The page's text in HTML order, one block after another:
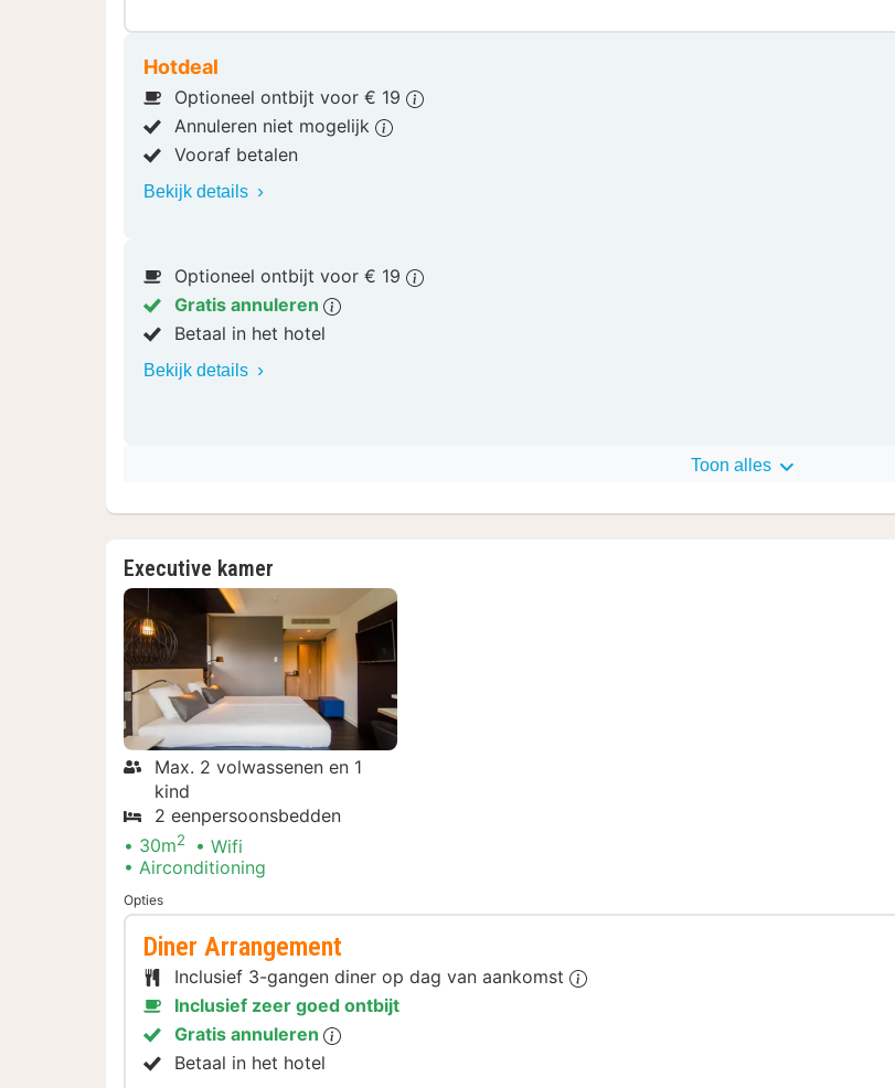
Hotdeal
Optioneel ontbijt voor € 19
Annuleren niet mogelijk
Vooraf betalen
Bekijk details
Optioneel ontbijt voor € 19
Gratis annuleren
Betaal in het hotel
Bekijk details
Toon alles
Executive kamer
Max. 2 volwassenen en 1
kind
2 eenpersoonsbedden
30m2
Wifi
Airconditioning
Opties
Diner Arrangement
Inclusief 3-gangen diner op dag van aankomst
Inclusief zeer goed ontbijt
Gratis annuleren
Betaal in het hotel